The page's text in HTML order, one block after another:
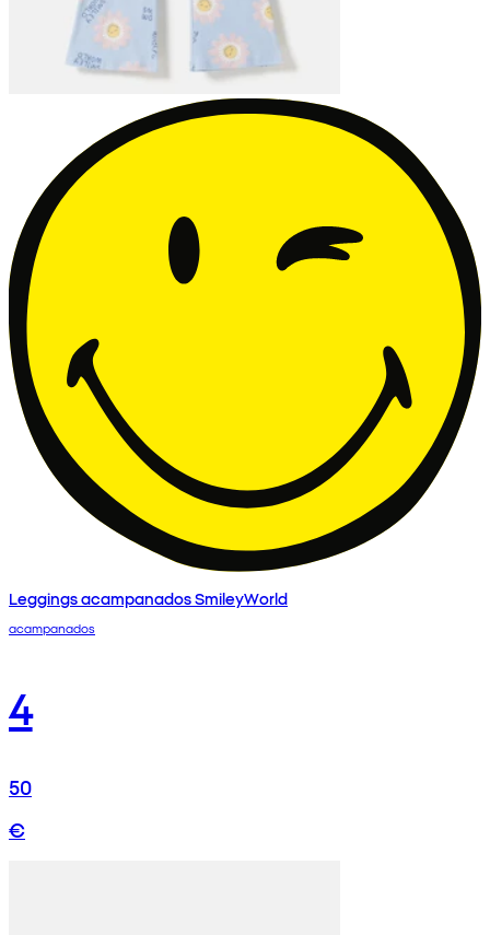
Leggings acampanados SmileyWorld
acampanados
4
50
€